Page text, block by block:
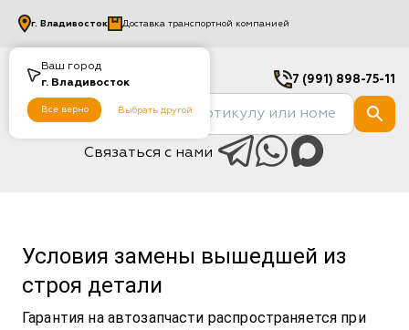
Ваш город
г. Владивосток
Все верно Выбрать другой
г. Владивосток Доставка транспортной компанией
7 (991) 898-75-11
Связаться с нами
Условия замены вышедшей из
строя детали
Гарантия на автозапчасти распространяется при